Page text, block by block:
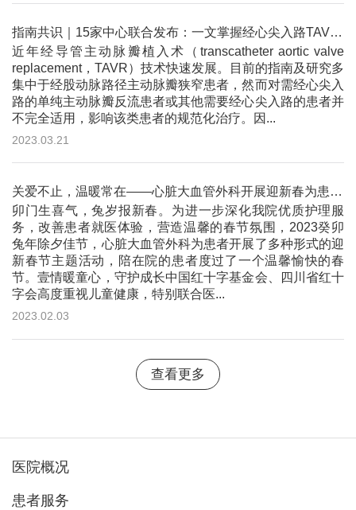
指南共识｜15家中心联合发布：一文掌握经心尖入路TAVR手术操作规范
近年经导管主动脉瓣植入术（transcatheter aortic valve
replacement，TAVR）技术快速发展。目前的指南及研究多
集中于经股动脉路径主动脉瓣狭窄患者，然而对需经心尖入
路的单纯主动脉瓣反流患者或其他需要经心尖入路的患者并
不完全适用，影响该类患者的规范化治疗。因...
2023.03.21
关爱不止，温暖常在——心脏大血管外科开展迎新春为患者送祝福活动
卯门生喜气，兔岁报新春。为进一步深化我院优质护理服
务，改善患者就医体验，营造温馨的春节氛围，2023癸卯
兔年除夕佳节，心脏大血管外科为患者开展了多种形式的迎
新春节主题活动，陪在院的患者度过了一个温馨愉快的春
节。壹情暖童心，守护成长中国红十字基金会、四川省红十
字会高度重视儿童健康，特别联合医...
2023.02.03
查看更多
医院概况
患者服务